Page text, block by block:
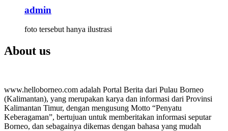
admin
foto tersebut hanya ilustrasi
About us
www.helloborneo.com adalah Portal Berita dari Pulau Borneo
(Kalimantan), yang merupakan karya dan informasi dari Provinsi
Kalimantan Timur, dengan mengusung Motto “Penyatu
Keberagaman”, bertujuan untuk memberitakan informasi seputar
Borneo, dan sebagainya dikemas dengan bahasa yang mudah